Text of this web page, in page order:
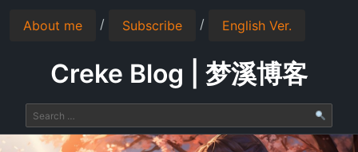
About me / Subscribe / English Ver.
Creke Blog | 梦溪博客